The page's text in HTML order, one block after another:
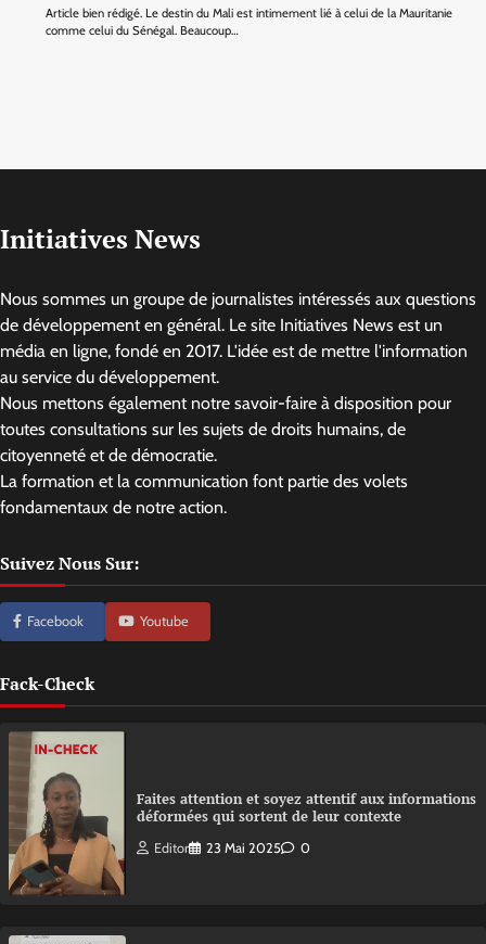
Article bien rédigé. Le destin du Mali est intimement lié à celui de la Mauritanie
comme celui du Sénégal. Beaucoup…
Initiatives News
Nous sommes un groupe de journalistes intéressés aux questions
de développement en général. Le site Initiatives News est un
média en ligne, fondé en 2017. L'idée est de mettre l'information
au service du développement.
Nous mettons également notre savoir-faire à disposition pour
toutes consultations sur les sujets de droits humains, de
citoyenneté et de démocratie.
La formation et la communication font partie des volets
fondamentaux de notre action.
Suivez Nous Sur:
Facebook Youtube
Fack-Check
Faites attention et soyez attentif aux informations
déformées qui sortent de leur contexte
Editor 23 Mai 2025 0